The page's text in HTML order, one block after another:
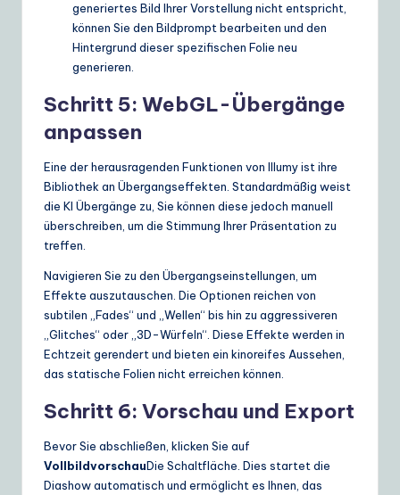
generiertes Bild Ihrer Vorstellung nicht entspricht,
können Sie den Bildprompt bearbeiten und den
Hintergrund dieser spezifischen Folie neu
generieren.
Schritt 5: WebGL-Übergänge
anpassen
Eine der herausragenden Funktionen von Illumy ist ihre
Bibliothek an Übergangseffekten. Standardmäßig weist
die KI Übergänge zu, Sie können diese jedoch manuell
überschreiben, um die Stimmung Ihrer Präsentation zu
treffen.
Navigieren Sie zu den Übergangseinstellungen, um
Effekte auszutauschen. Die Optionen reichen von
subtilen „Fades“ und „Wellen“ bis hin zu aggressiveren
„Glitches“ oder „3D-Würfeln“. Diese Effekte werden in
Echtzeit gerendert und bieten ein kinoreifes Aussehen,
das statische Folien nicht erreichen können.
Schritt 6: Vorschau und Export
Bevor Sie abschließen, klicken Sie auf
VollbildvorschauDie Schaltfläche. Dies startet die
Diashow automatisch und ermöglicht es Ihnen, das